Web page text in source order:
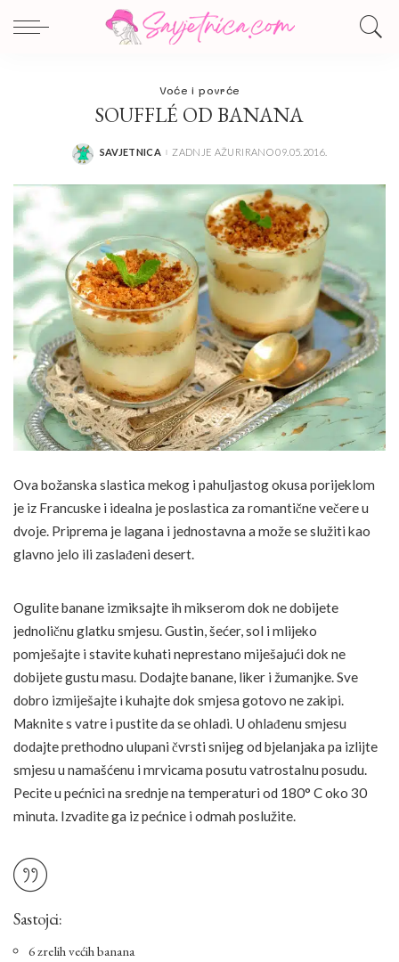
Voće i povrće
SOUFFLÉ OD BANANA
POSTED
SAVJETNICA ZADNJE AŽURIRANO 09.05.2016.
Ova božanska slastica mekog i pahuljastog okusa porijeklom
je iz Francuske i idealna je poslastica za romantične večere u
dvoje. Priprema je lagana i jednostavna a može se služiti kao
glavno jelo ili zaslađeni desert.
Ogulite banane izmiksajte ih mikserom dok ne dobijete
jednoličnu glatku smjesu. Gustin, šećer, sol i mlijeko
pomješajte i stavite kuhati neprestano miješajući dok ne
dobijete gustu masu. Dodajte banane, liker i žumanjke. Sve
dobro izmiješajte i kuhajte dok smjesa gotovo ne zakipi.
Maknite s vatre i pustite da se ohladi. U ohlađenu smjesu
dodajte prethodno ulupani čvrsti snijeg od bjelanjaka pa izlijte
smjesu u namašćenu i mrvicama posutu vatrostalnu posudu.
Pecite u pećnici na srednje na temperaturi od 180° C oko 30
minuta. Izvadite ga iz pećnice i odmah poslužite.
Sastojci:
6 zrelih većih banana